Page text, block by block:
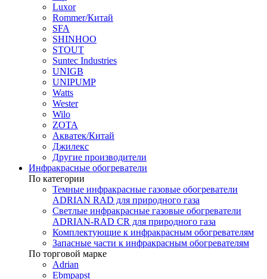
Luxor
Rommer/Китай
SFA
SHINHOO
STOUT
Suntec Industries
UNIGB
UNIPUMP
Watts
Wester
Wilo
ZOTA
Акватек/Китай
Джилекс
Другие производители
Инфракрасные обогреватели
По категории
Темные инфракрасные газовые обогреватели
ADRIAN RAD для природного газа
Светлые инфракрасные газовые обогреватели
ADRIAN-RAD CR для природного газа
Комплектующие к инфракрасным обогревателям
Запасные части к инфракрасным обогревателям
По торговой марке
Adrian
Ebmpapst